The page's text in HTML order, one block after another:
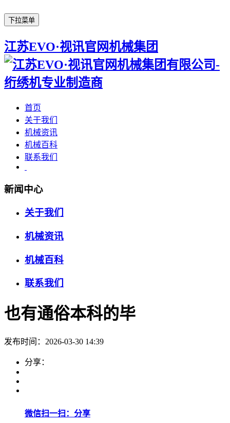
下拉菜单
江苏EVO·视讯官网机械集团
首页
关于我们
机械资讯
机械百科
联系我们
新闻中心
关于我们
机械资讯
机械百科
联系我们
也有通俗本科的毕
发布时间：2026-03-30 14:39
分享：
微信扫一扫：分享